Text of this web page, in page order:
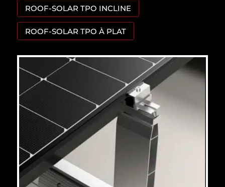
ROOF-SOLAR TPO INCLINE
ROOF-SOLAR TPO À PLAT